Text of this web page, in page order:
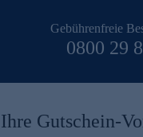
Gebührenfreie
0800 29
Ihre Gutschein-